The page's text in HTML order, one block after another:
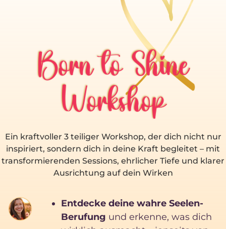
Born to Shine
Workshop
Ein kraftvoller 3 teiliger Workshop, der dich nicht nur
inspiriert, sondern dich in deine Kraft begleitet – mit
transformierenden Sessions, ehrlicher Tiefe und klarer
Ausrichtung auf dein Wirken
Entdecke deine wahre Seelen-
Berufung und erkenne, was dich